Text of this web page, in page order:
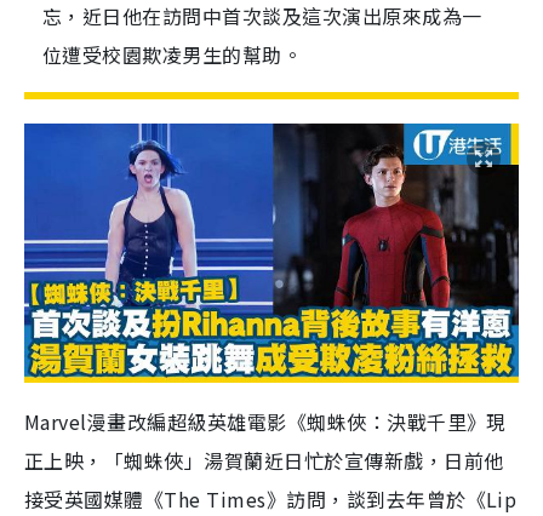
忘，近日他在訪問中首次談及這次演出原來成為一
位遭受校園欺凌男生的幫助。
Marvel漫畫改編超級英雄電影《蜘蛛俠：決戰千里》現
正上映，「蜘蛛俠」湯賀蘭近日忙於宣傳新戲，日前他
接受英國媒體《The Times》訪問，談到去年曾於《Lip